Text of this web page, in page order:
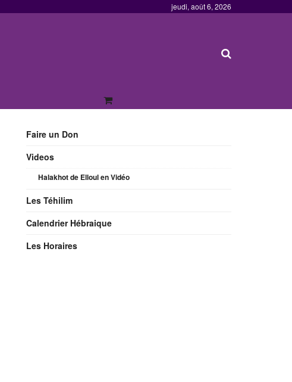
jeudi, août 6, 2026
Faire un Don
Videos
Halakhot de Elloul en Vidéo
Les Téhilim
Calendrier Hébraique
Les Horaires